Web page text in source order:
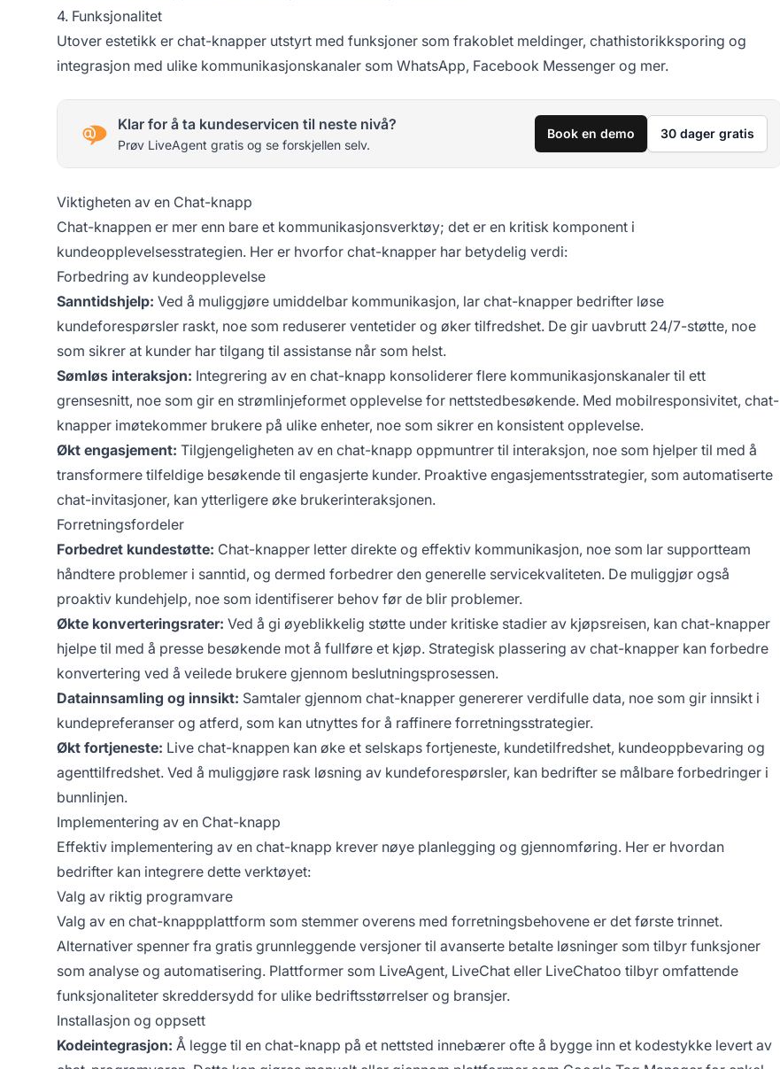
4. Funksjonalitet
Utover estetikk er chat-knapper utstyrt med funksjoner som frakoblet meldinger, chathistorikksporing og
integrasjon med ulike kommunikasjonskanaler som WhatsApp, Facebook Messenger og mer.
Klar for å ta kundeservicen til neste nivå?
Prøv LiveAgent gratis og se forskjellen selv.
Book en demo 30 dager gratis
Viktigheten av en Chat-knapp
Chat-knappen er mer enn bare et kommunikasjonsverktøy; det er en kritisk komponent i
kundeopplevelsesstrategien. Her er hvorfor chat-knapper har betydelig verdi:
Forbedring av kundeopplevelse
Sanntidshjelp: Ved å muliggjøre umiddelbar kommunikasjon, lar chat-knapper bedrifter løse
kundeforespørsler raskt, noe som reduserer ventetider og øker tilfredshet. De gir uavbrutt 24/7-støtte, noe
som sikrer at kunder har tilgang til assistanse når som helst.
Sømløs interaksjon: Integrering av en chat-knapp konsoliderer flere kommunikasjonskanaler til ett
grensesnitt, noe som gir en strømlinjeformet opplevelse for nettstedbesøkende. Med mobilresponsivitet, chat-
knapper imøtekommer brukere på ulike enheter, noe som sikrer en konsistent opplevelse.
Økt engasjement: Tilgjengeligheten av en chat-knapp oppmuntrer til interaksjon, noe som hjelper til med å
transformere tilfeldige besøkende til engasjerte kunder. Proaktive engasjementsstrategier, som automatiserte
chat-invitasjoner, kan ytterligere øke brukerinteraksjonen.
Forretningsfordeler
Forbedret kundestøtte: Chat-knapper letter direkte og effektiv kommunikasjon, noe som lar supportteam
håndtere problemer i sanntid, og dermed forbedrer den generelle servicekvaliteten. De muliggjør også
proaktiv kundehjelp, noe som identifiserer behov før de blir problemer.
Økte konverteringsrater: Ved å gi øyeblikkelig støtte under kritiske stadier av kjøpsreisen, kan chat-knapper
hjelpe til med å presse besøkende mot å fullføre et kjøp. Strategisk plassering av chat-knapper kan forbedre
konvertering ved å veilede brukere gjennom beslutningsprosessen.
Datainnsamling og innsikt: Samtaler gjennom chat-knapper genererer verdifulle data, noe som gir innsikt i
kundepreferanser og atferd, som kan utnyttes for å raffinere forretningsstrategier.
Økt fortjeneste: Live chat-knappen kan øke et selskaps fortjeneste, kundetilfredshet, kundeoppbevaring og
agenttilfredshet. Ved å muliggjøre rask løsning av kundeforespørsler, kan bedrifter se målbare forbedringer i
bunnlinjen.
Implementering av en Chat-knapp
Effektiv implementering av en chat-knapp krever nøye planlegging og gjennomføring. Her er hvordan
bedrifter kan integrere dette verktøyet:
Valg av riktig programvare
Valg av en chat-knappplattform som stemmer overens med forretningsbehovene er det første trinnet.
Alternativer spenner fra gratis grunnleggende versjoner til avanserte betalte løsninger som tilbyr funksjoner
som analyse og automatisering. Plattformer som LiveAgent, LiveChat eller LiveChatoo tilbyr omfattende
funksjonaliteter skreddersydd for ulike bedriftsstørrelser og bransjer.
Installasjon og oppsett
Kodeintegrasjon: Å legge til en chat-knapp på et nettsted innebærer ofte å bygge inn et kodestykke levert av